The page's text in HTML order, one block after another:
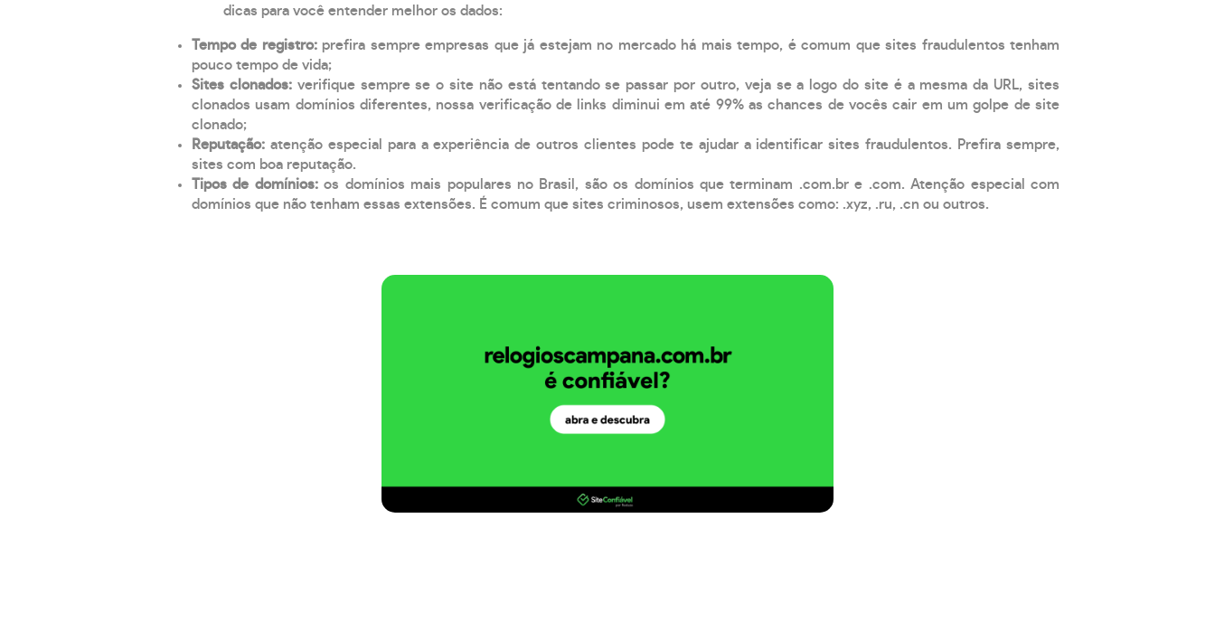
dicas para você entender melhor os dados:
Tempo de registro: prefira sempre empresas que já estejam no mercado há mais tempo, é comum que sites fraudulentos tenham
pouco tempo de vida;
Sites clonados: verifique sempre se o site não está tentando se passar por outro, veja se a logo do site é a mesma da URL, sites
clonados usam domínios diferentes, nossa verificação de links diminui em até 99% as chances de vocês cair em um golpe de site
clonado;
Reputação: atenção especial para a experiência de outros clientes pode te ajudar a identificar sites fraudulentos. Prefira sempre,
sites com boa reputação.
Tipos de domínios:os domínios mais populares no Brasil, são os domínios que terminam .com.br e .com. Atenção especial com
domínios que não tenham essas extensões. É comum que sites criminosos, usem extensões como: .xyz, .ru, .cn ou outros.